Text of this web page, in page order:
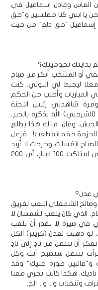
الماس وعادل اسماعيل في
يا ابني كنا مفلسين و"حق
إسماعيل "حق دلع" من حيث
بدايتك نجوميتك؟
أو المنتخب أبكر من صباح
ليخيط لي البوتي. كنت
وأطلب من الحكم
شاهدني رئيس اللجنة
الله يذكره بالخير،
وقال: ما له هذا يطلع
الجزمة حقه اتقطعت!... فزعل
من الصباح اتغسلت وخرجت لا أريد
أن أتكلم مع أحد ولا أصاحب أحداً، لأنني امتلكت 100 دينار، أي 200
عدن؟
الشمعلي اللعب لفريق
الذي كان يلعب لشمسان لا
في صيرة لا يقدر أن يلعب
لو ذهبت لعدن (كريتر) الكل
أن تنتقل من نادٍ إلى نادٍ
تنتقل ستصبح أنت وكل
صورة عليك" وقد
هكذا كانت تجري معنا
وتنقلات و... و... الخ.